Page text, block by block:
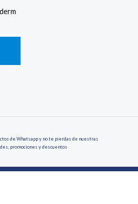
de Whatsapp y no te pierdas de nuestras
promociones y descuentos